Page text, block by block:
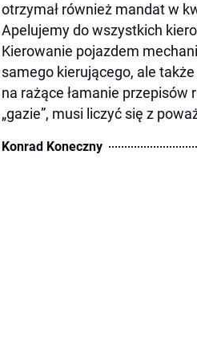
otrzymał również mandat w
Apelujemy do wszystkich
Kierowanie pojazdem
samego kierującego, ale
na rażące łamanie przepisów
„gazie”, musi liczyć się z
Konrad Koneczny